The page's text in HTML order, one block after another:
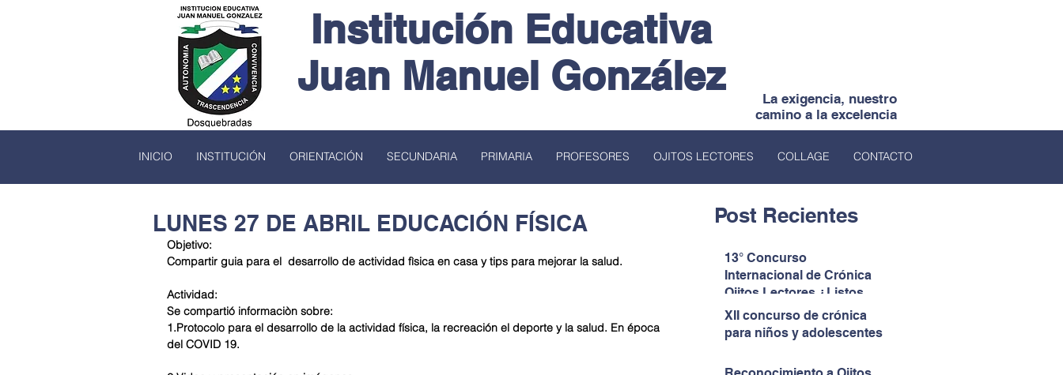
Institución Educativa
Juan Manuel González
La exigencia, nuestro
camino a la excelencia
INICIO INSTITUCIÓN ORIENTACIÓN SECUNDARIA PRIMARIA PROFESORES OJITOS LECTORES COLLAGE CONTACTO
13° Concurso
Internacional de Crónica
Ojitos Lectores ¿Listos
para darles voz a quienes
no la tienen?
XII concurso de crónica
para niños y adolescentes
LUNES 27 DE ABRIL EDUCACIÓN FÍSICA
Objetivo:
Compartir guia para el  desarrollo de actividad fìsica en casa y tips para mejorar la salud.
Actividad:
Se compartió informaciòn sobre:
1.Protocolo para el desarrollo de la actividad física, la recreación el deporte y la salud. En época
del COVID 19.
Post Recientes